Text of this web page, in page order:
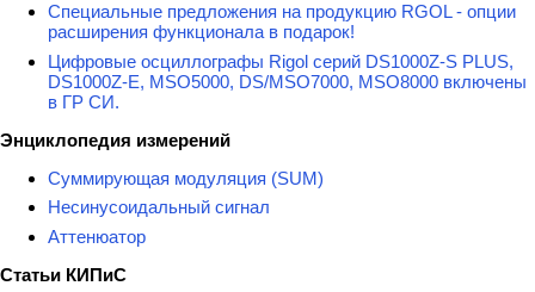
Специальные предложения на продукцию RGOL - опции
расширения функционала в подарок!
Цифровые осциллографы Rigol серий DS1000Z-S PLUS,
DS1000Z-E, MSO5000, DS/MSO7000, MSO8000 включены
в ГР СИ.
Энциклопедия измерений
Суммирующая модуляция (SUM)
Несинусоидальный сигнал
Аттенюатор
Статьи КИПиС